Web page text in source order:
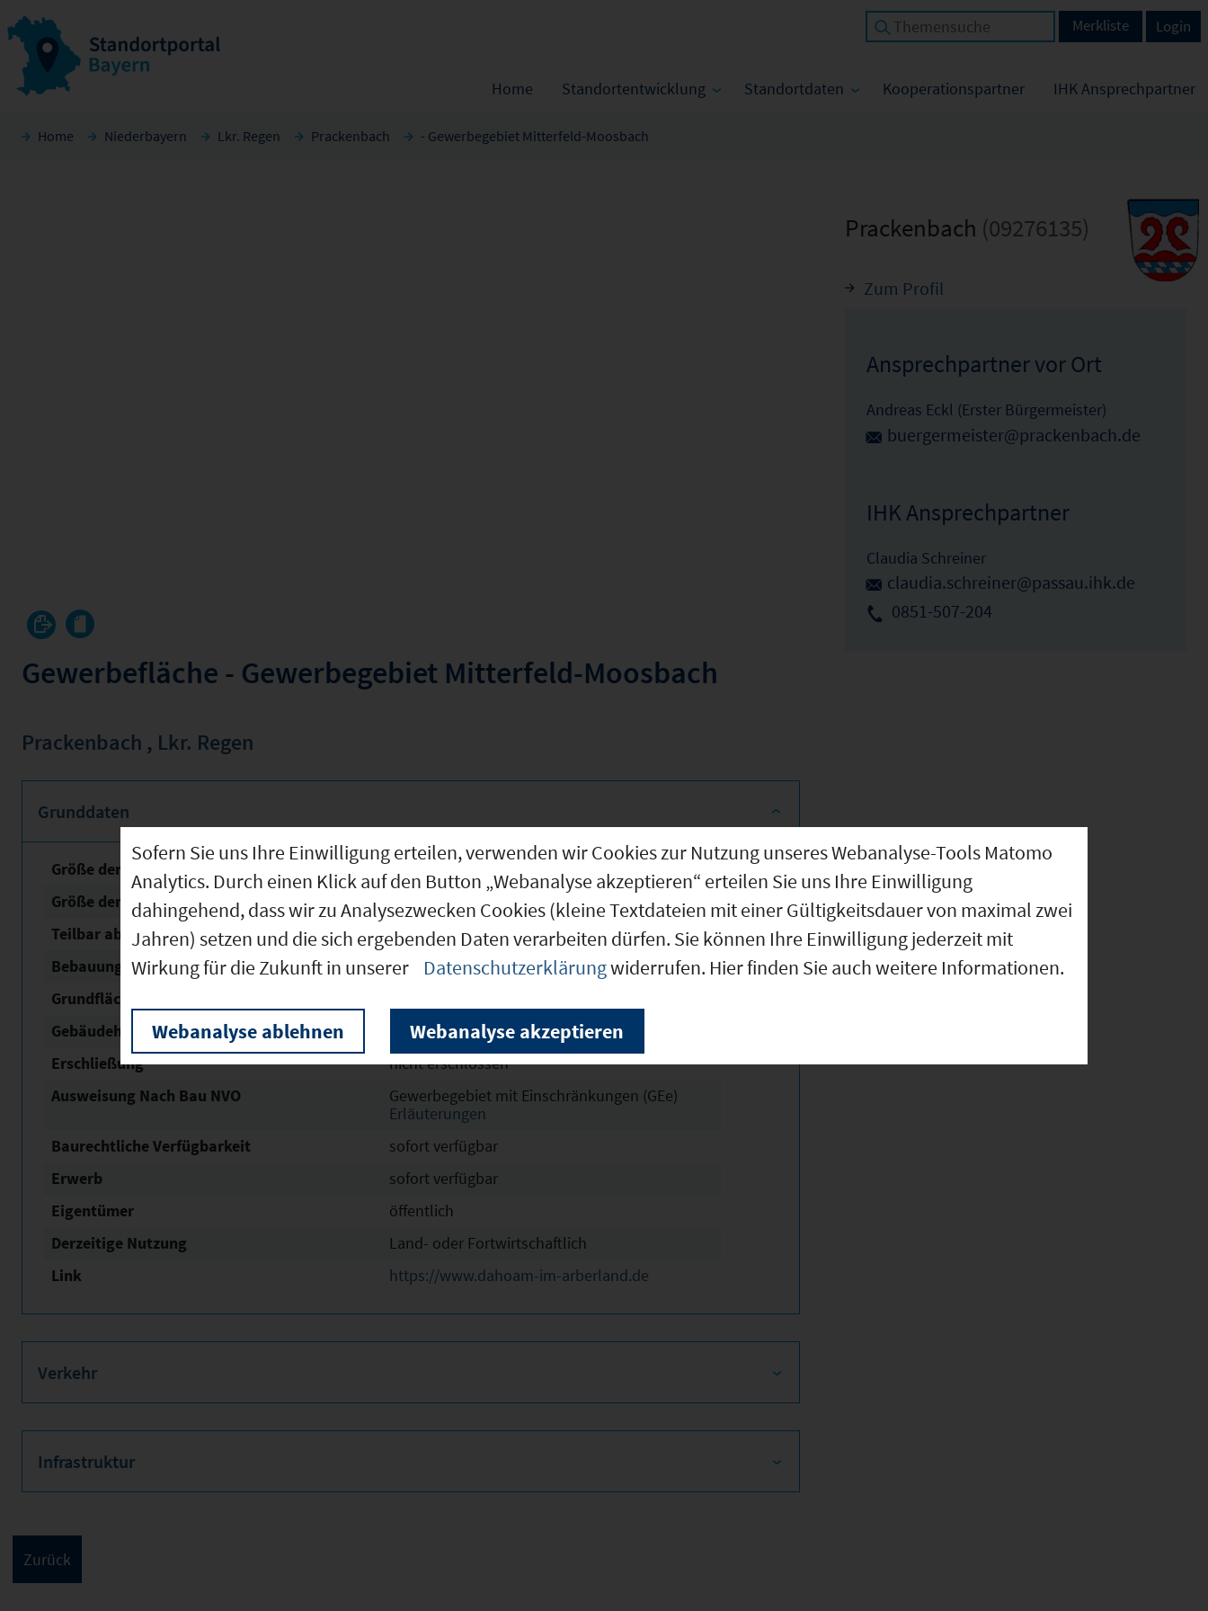
Home Standortentwicklung Standortdaten Kooperationspartner IHK Ansprechpartner
Login
Merkliste
Home Niederbayern Lkr. Regen Prackenbach - Gewerbegebiet Mitterfeld-Moosbach
Gewerbefläche - Gewerbegebiet Mitterfeld-Moosbach
Prackenbach , Lkr. Regen
Grunddaten
Größe der unbebauten Fläche
16.500 m²
Größe der Fläche mit Baurecht
16.500 m²
Teilbar ab
16.500 m²
Bebauungsplan Status
rechtskräftig
Grundflächen­zahl (GRZ)
Gebäudehöhe
6,5 m
Erschließung
nicht erschlossen
Ausweisung Nach Bau NVO
Gewerbegebiet mit Einschränkungen (GEe)
Erläuterungen
Baurechtliche Verfügbarkeit
sofort verfügbar
Erwerb
sofort verfügbar
Eigentümer
öffentlich
Derzeitige Nutzung
Land- oder Fortwirtschaftlich
Link
https://www.dahoam-im-arberland.de
Verkehr
Infrastruktur
Prackenbach (09276135)
Zum Profil
Ansprechpartner vor Ort
Andreas Eckl (Erster Bürgermeister)
buergermeister@prackenbach.de
IHK Ansprechpartner
Claudia Schreiner
claudia.schreiner@passau.ihk.de
0851-507-204
Sofern Sie uns Ihre Einwilligung erteilen, verwenden wir Cookies zur Nutzung unseres Webanalyse-Tools Matomo
Analytics. Durch einen Klick auf den Button „Webanalyse akzeptieren“ erteilen Sie uns Ihre Einwilligung
dahingehend, dass wir zu Analysezwecken Cookies (kleine Textdateien mit einer Gültigkeitsdauer von maximal zwei
Jahren) setzen und die sich ergebenden Daten verarbeiten dürfen. Sie können Ihre Einwilligung jederzeit mit
Wirkung für die Zukunft in unserer
Datenschutzerklärungwiderrufen. Hier finden Sie auch weitere Informationen.
Webanalyse ablehnen Webanalyse akzeptieren